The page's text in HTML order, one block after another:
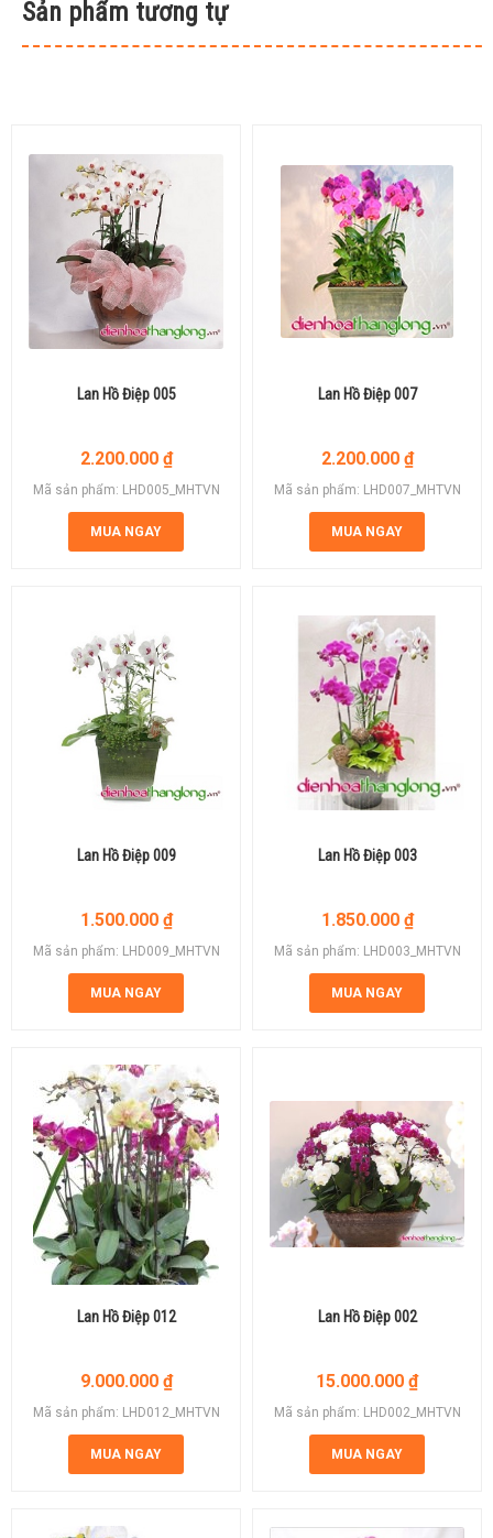
Sản phẩm tương tự
Lan Hồ Điệp 005
2.200.000 ₫
Mã sản phẩm: LHD005_MHTVN
MUA NGAY
Lan Hồ Điệp 007
2.200.000 ₫
Mã sản phẩm: LHD007_MHTVN
MUA NGAY
Lan Hồ Điệp 009
1.500.000 ₫
Mã sản phẩm: LHD009_MHTVN
MUA NGAY
Lan Hồ Điệp 003
1.850.000 ₫
Mã sản phẩm: LHD003_MHTVN
MUA NGAY
Lan Hồ Điệp 012
9.000.000 ₫
Mã sản phẩm: LHD012_MHTVN
MUA NGAY
Lan Hồ Điệp 002
15.000.000 ₫
Mã sản phẩm: LHD002_MHTVN
MUA NGAY